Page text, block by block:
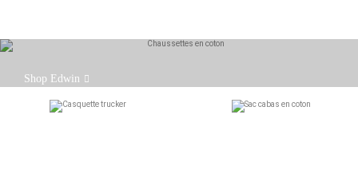
coton sont conçues pour allier confort et durabilité.
Shop Edwin